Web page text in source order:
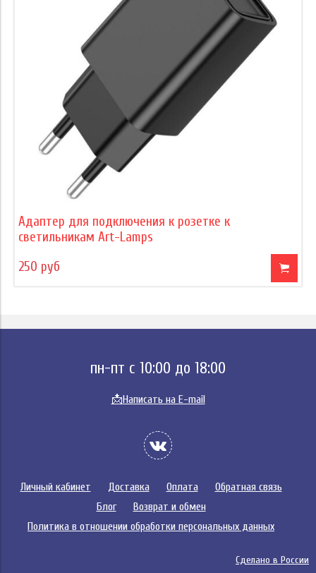
Адаптер для подключения к розетке к
светильникам Art-Lamps
250 руб
пн-пт с 10:00 до 18:00
📩Написать на E-mail
Личный кабинет Доставка Оплата
Обратная связь
Блог
Возврат и обмен
Политика в отношении обработки персональных данных
Сделано в России